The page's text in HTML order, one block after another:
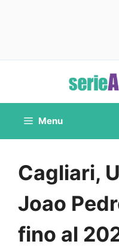
contenuto
Menu
Cagliari,
Joao
fino al